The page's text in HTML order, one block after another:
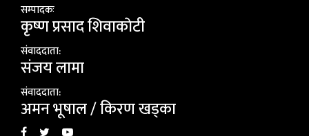
सम्पादकः
कृष्ण प्रसाद शिवाकाेटी
संवाददाता:
संजय लामा
संवाददाता:
अमन भूषाल / किरण खड्का